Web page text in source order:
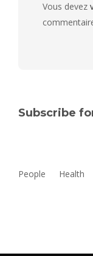
Vous devez
Subscribe
People Health